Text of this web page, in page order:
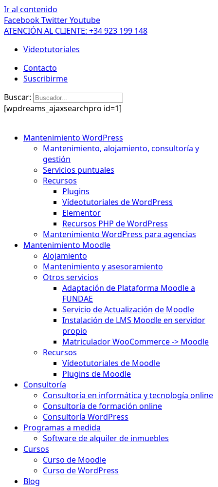
Ir al contenido
FacebookTwitterYoutube
ATENCIÓN AL CLIENTE: +34 923 199 148
Videotutoriales
Contacto
Suscribirme
Buscar:
[wpdreams_ajaxsearchpro id=1]
Mantenimiento WordPress
Mantenimiento, alojamiento, consultoría y
gestión
Servicios puntuales
Recursos
Plugins
Vídeotutoriales de WordPress
Elementor
Recursos PHP de WordPress
Mantenimiento WordPress para agencias
Mantenimiento Moodle
Alojamiento
Mantenimiento y asesoramiento
Otros servicios
Adaptación de Plataforma Moodle a
FUNDAE
Servicio de Actualización de Moodle
Instalación de LMS Moodle en servidor
propio
Matriculador WooCommerce -> Moodle
Recursos
Vídeotutoriales de Moodle
Plugins de Moodle
Consultoría
Consultoría en informática y tecnología online
Consultoría de formación online
Consultoría WordPress
Programas a medida
Software de alquiler de inmuebles
Cursos
Curso de Moodle
Curso de WordPress
Blog